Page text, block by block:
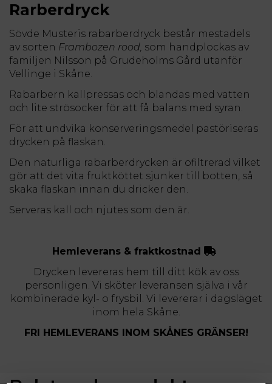
Rarberdryck
Sövde Musteris rabarberdryck består mestadels
av sorten Frambozen rood, som handplockas av
familjen Nilsson på Grudeholms Gård utanför
Vellinge i Skåne.
Rabarbern kallpressas och blandas med vatten
och lite strösocker för att få balans med syran.
För att undvika konserveringsmedel pastöriseras
drycken på flaskan.
Den naturliga rabarberdrycken är ofiltrerad vilket
gör att det vita fruktköttet sjunker till botten, så
skaka flaskan innan du dricker den.
Serveras kall och njutes som den är.
Hemleverans & fraktkostnad
Drycken levereras hem till ditt kök av oss
personligen. Vi sköter leveransen själva i vår
kombinerade kyl- o frysbil. Vi levererar i dagsläget
inom hela Skåne.
FRI HEMLEVERANS INOM SKÅNES GRÄNSER!